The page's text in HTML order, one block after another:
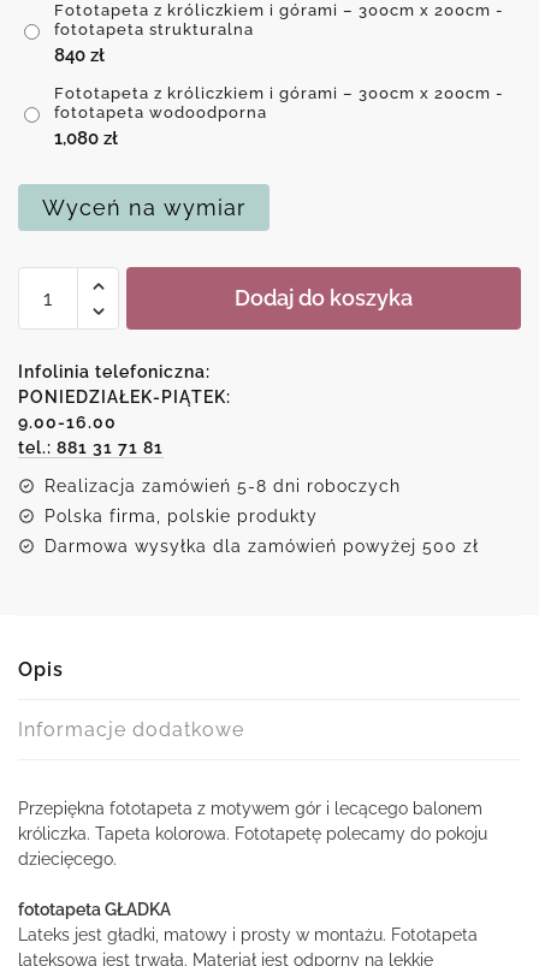
Fototapeta z króliczkiem i górami – 300cm x 200cm -
fototapeta strukturalna
840 zł
Fototapeta z króliczkiem i górami – 300cm x 200cm -
fototapeta wodoodporna
1,080 zł
Wyceń na wymiar
Fototapeta
króliczkiem
i
górami
Dodaj do koszyka
Infolinia telefoniczna:
PONIEDZIAŁEK-PIĄTEK:
9.00-16.00
tel.: 881 31 71 81
Realizacja zamówień 5-8 dni roboczych
Polska firma, polskie produkty
Darmowa wysyłka dla zamówień powyżej 500 zł
Opis
Informacje dodatkowe
Przepiękna fototapeta z motywem gór i lecącego balonem
króliczka. Tapeta kolorowa. Fototapetę polecamy do pokoju
dziecięcego.
fototapeta GŁADKA
Lateks jest gładki, matowy i prosty w montażu. Fototapeta
lateksowa jest trwała. Materiał jest odporny na lekkie